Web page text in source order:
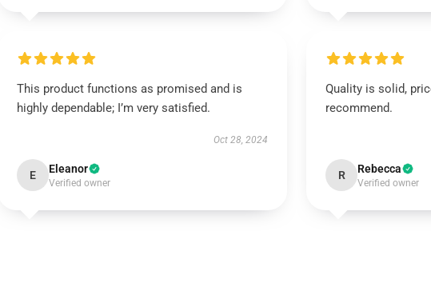
This product functions as promised and is
highly dependable; I’m very satisfied.
Oct 28, 2024
E Eleanor
Verified owner
Quality is solid,
recommend.
R Rebecca
Verified owner